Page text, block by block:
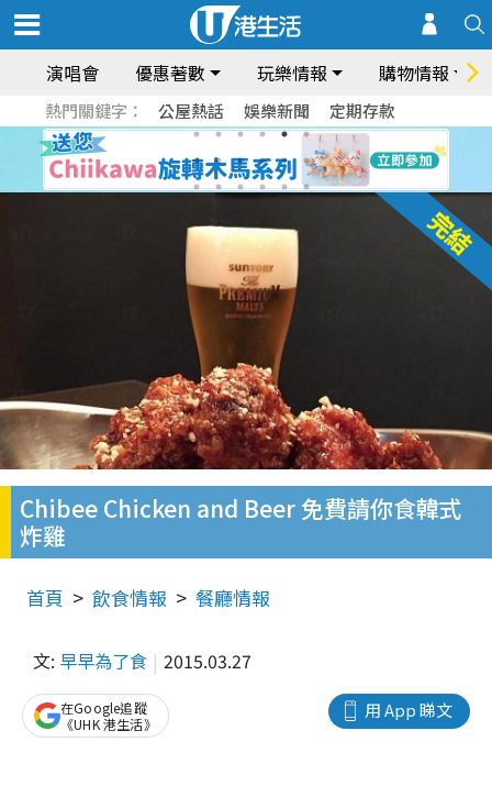
演唱會 優惠著數 玩樂情報 購物情報
熱門關鍵字： 公屋熱話 娛樂新聞 定期存款
Chibee Chicken and Beer 免費請你食韓式
炸雞
首頁 飲食情報 餐廳情報
文: 早早為了食 2015.03.27
用 App 睇文
在Google追蹤
《UHK 港生活》